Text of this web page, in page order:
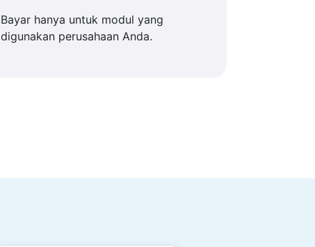
Bayar hanya untuk modul yang
digunakan perusahaan Anda.